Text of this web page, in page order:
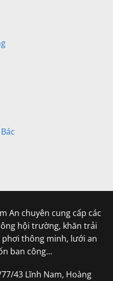
An chuyên cung cấp các
hội trường, khăn trải
phơi thông minh, lưới an
ban công...
43 Lĩnh Nam, Hoàng